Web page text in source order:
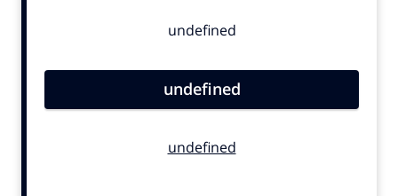
Artificial Intelligence